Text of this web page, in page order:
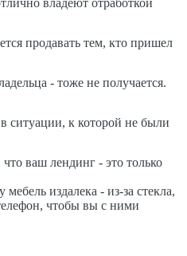
владеют отработкой
продавать тем, кто пришел
- тоже не получается.
ситуации, к которой не были
что ваш лендинг - это только
издалека - из-за стекла,
чтобы вы с ними